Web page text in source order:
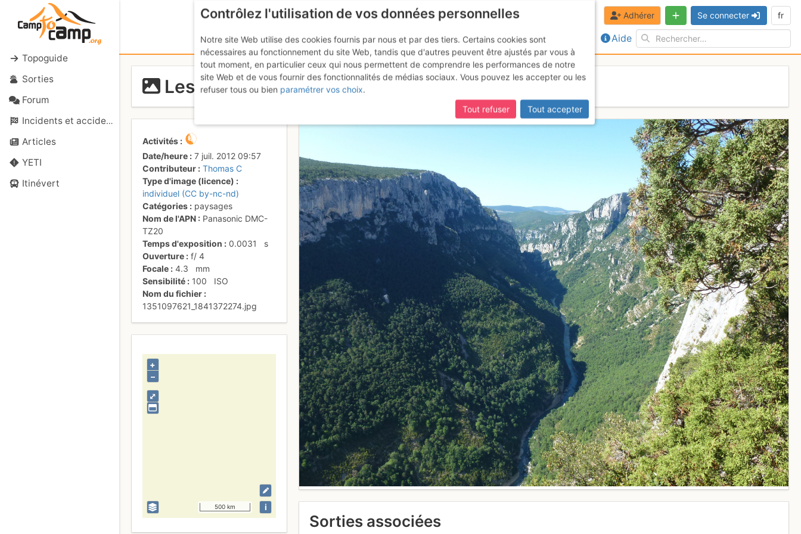
Topoguide
Sorties
Forum
Incidents et accidents
Articles
YETI
Itinévert
Aide
Adhérer Se connecter fr
Les gorges
Activités
Date/heure
7 juil. 2012 09:57
Contributeur
Thomas C
Type d'image (licence)
individuel (CC by-nc-nd)
Catégories
paysages
Nom de l'APN
Panasonic DMC-
TZ20
Temps d'exposition
0.0031
s
Ouverture
f/4
Focale
4.3
mm
Sensibilité
100
ISO
Nom du fichier
1351097621_1841372274.jpg
⤢
+
–
500 km i
Sorties associées
Contrôlez l'utilisation de vos données personnelles
Notre site Web utilise des cookies fournis par nous et par des tiers. Certains cookies sont
nécessaires au fonctionnement du site Web, tandis que d'autres peuvent être ajustés par vous à
tout moment, en particulier ceux qui nous permettent de comprendre les performances de notre
site Web et de vous fournir des fonctionnalités de médias sociaux. Vous pouvez les accepter ou les
refuser tous ou bien paramétrer vos choix.
Tout refuser
Tout accepter